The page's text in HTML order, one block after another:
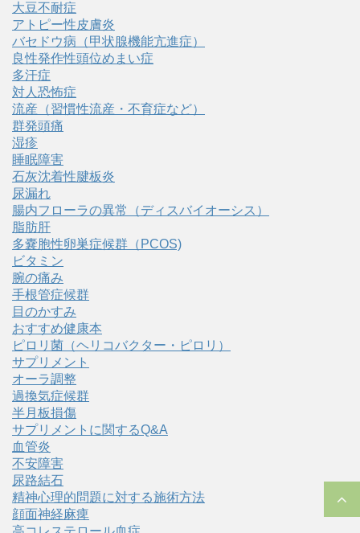
大豆不耐症
アトピー性皮膚炎
バセドウ病（甲状腺機能亢進症）
良性発作性頭位めまい症
多汗症
対人恐怖症
流産（習慣性流産・不育症など）
群発頭痛
湿疹
睡眠障害
石灰沈着性腱板炎
尿漏れ
腸内フローラの異常（ディスバイオーシス）
脂肪肝
多嚢胞性卵巣症候群（PCOS)
ビタミン
腕の痛み
手根管症候群
目のかすみ
おすすめ健康本
ピロリ菌（ヘリコバクター・ピロリ）
サプリメント
オーラ調整
過換気症候群
半月板損傷
サプリメントに関するQ&A
血管炎
不安障害
尿路結石
精神心理的問題に対する施術方法
顔面神経麻痺